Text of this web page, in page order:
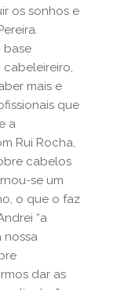
os sonhos e
base
mais e
que
a
Rui Rocha,
cabelos
se um
o que o faz
“a
nossa
dar as